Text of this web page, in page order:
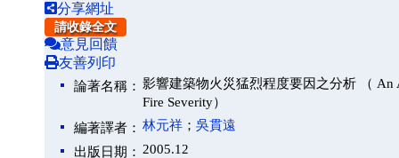
分享網址
請收錄全文
意見回饋
友善列印
論著名稱： 影響建築物火災猛烈程度要因之分析 （ An
Fire Severity）
編著譯者： 林元祥 ； 吳貫遠
出版日期： 2005.12